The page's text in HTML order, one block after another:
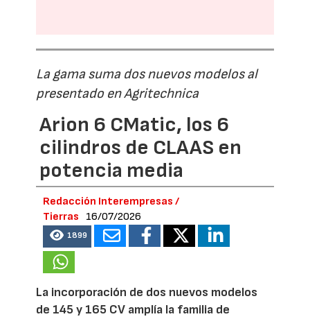
La gama suma dos nuevos modelos al
presentado en Agritechnica
Arion 6 CMatic, los 6
cilindros de CLAAS en
potencia media
Redacción Interempresas /
Tierras
16/07/2026
1899
La incorporación de dos nuevos modelos
de 145 y 165 CV amplía la familia de